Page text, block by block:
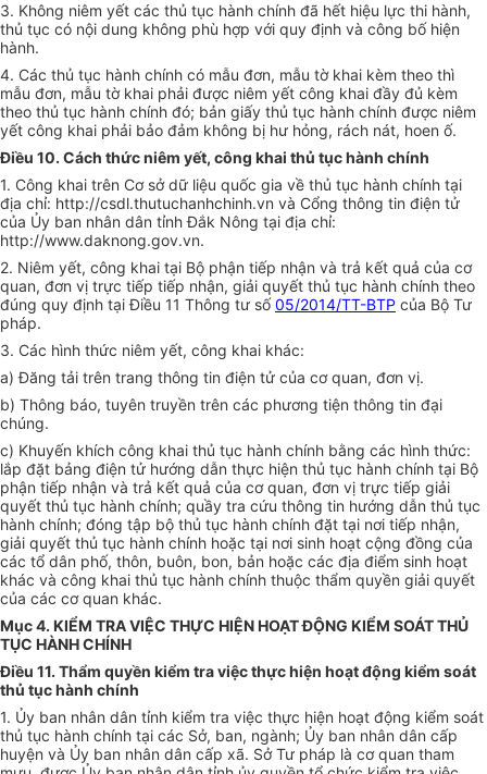
3. Không niêm yết các thủ tục hành chính đã hết hiệu lực thi hành,
thủ tục có nội dung không phù hợp với quy định và công bố hiện
hành.
4. Các thủ tục hành chính có mẫu đơn, mẫu tờ khai kèm theo thì
mẫu đơn, mẫu tờ khai phải được niêm yết công khai đầy đủ kèm
theo thủ tục hành chính đó; bản giấy thủ tục hành chính được niêm
yết công khai phải bảo đảm không bị hư hỏng, rách nát, hoen ố.
Điều 10. Cách thức niêm yết, công khai thủ tục hành chính
1. Công khai trên Cơ sở dữ liệu quốc gia về thủ tục hành chính tại
địa chỉ: http://csdl.thutuchanhchinh.vn và Cổng thông tin điện tử
của Ủy ban nhân dân tỉnh Đắk Nông tại địa chỉ:
http://www.daknong.gov.vn.
2. Niêm yết, công khai tại Bộ phận tiếp nhận và trả kết quả của cơ
quan, đơn vị trực tiếp tiếp nhận, giải quyết thủ tục hành chính theo
đúng quy định tại Điều 11 Thông tư số05/2014/TT-BTP của Bộ Tư
pháp.
3. Các hình thức niêm yết, công khai khác:
a) Đăng tải trên trang thông tin điện tử của cơ quan, đơn vị.
b) Thông báo, tuyên truyền trên các phương tiện thông tin đại
chúng.
c) Khuyến khích công khai thủ tục hành chính bằng các hình thức:
lắp đặt bảng điện tử hướng dẫn thực hiện thủ tục hành chính tại Bộ
phận tiếp nhận và trả kết quả của cơ quan, đơn vị trực tiếp giải
quyết thủ tục hành chính; quầy tra cứu thông tin hướng dẫn thủ tục
hành chính; đóng tập bộ thủ tục hành chính đặt tại nơi tiếp nhận,
giải quyết thủ tục hành chính hoặc tại nơi sinh hoạt cộng đồng của
các tổ dân phố, thôn, buôn, bon, bản hoặc các địa điểm sinh hoạt
khác và công khai thủ tục hành chính thuộc thẩm quyền giải quyết
của các cơ quan khác.
Mục 4. KIỂM TRA VIỆC THỰC HIỆN HOẠT ĐỘNG KIỂM SOÁT THỦ
TỤC HÀNH CHÍNH
Điều 11. Thẩm quyền kiểm tra việc thực hiện hoạt động kiểm soát
thủ tục hành chính
1. Ủy ban nhân dân tỉnh kiểm tra việc thực hiện hoạt động kiểm soát
thủ tục hành chính tại các Sở, ban, ngành; Ủy ban nhân dân cấp
huyện và Ủy ban nhân dân cấp xã. Sở Tư pháp là cơ quan tham